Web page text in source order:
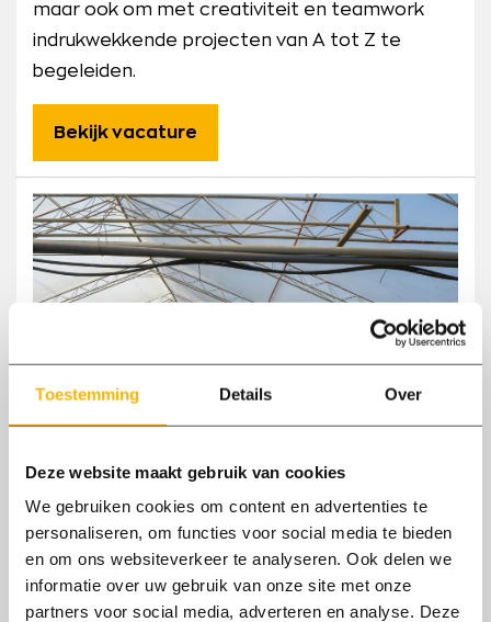
Toestemming Details Over
Deze website maakt gebruik van cookies
We gebruiken cookies om content en advertenties te
personaliseren, om functies voor social media te bieden
en om ons websiteverkeer te analyseren. Ook delen we
informatie over uw gebruik van onze site met onze
partners voor social media, adverteren en analyse. Deze
maar ook om met creativiteit en teamwork
indrukwekkende projecten van A tot Z te
begeleiden.
Bekijk vacature
Medewerker Teelt
Harderwijk
40 - 40 uur
€ 2550,00 - € 3200,00 per maand (bruto)